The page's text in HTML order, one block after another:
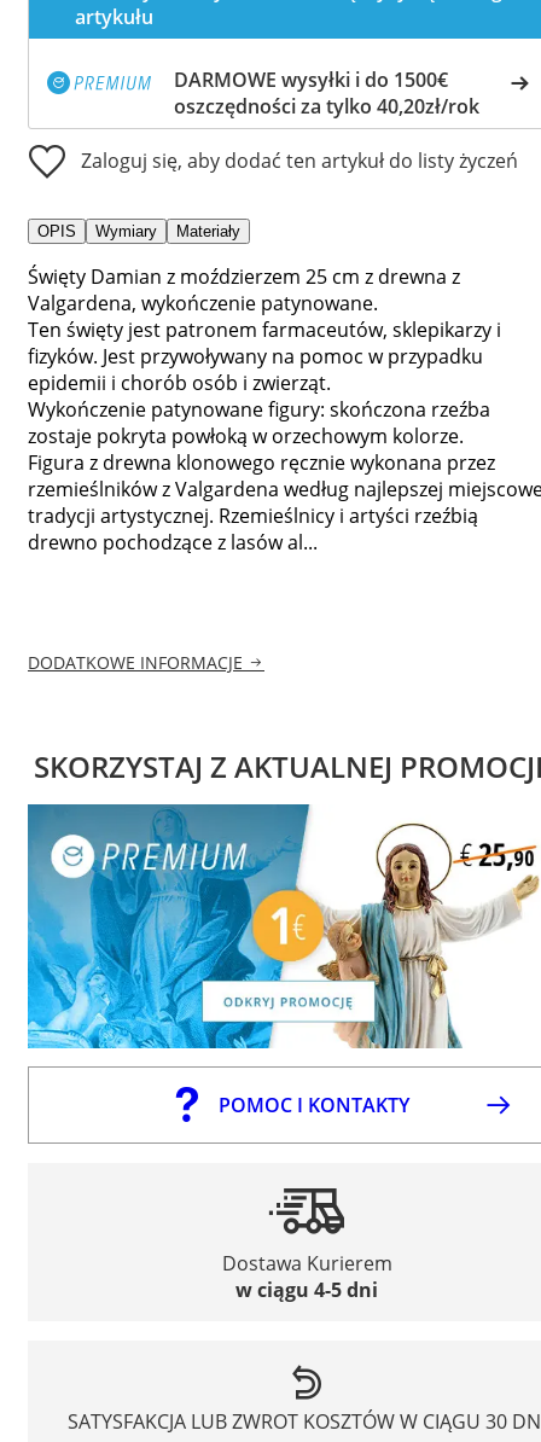
artykułu
DARMOWE wysyłki i do 1500€
oszczędności za tylko 40,20zł/rok
Zaloguj się, aby dodać ten artykuł do listy życzeń
OPIS Wymiary Materiały
Święty Damian z moździerzem 25 cm z drewna z
Valgardena, wykończenie patynowane.
Ten święty jest patronem farmaceutów, sklepikarzy i
fizyków. Jest przywoływany na pomoc w przypadku
epidemii i chorób osób i zwierząt.
Wykończenie patynowane figury: skończona rzeźba
zostaje pokryta powłoką w orzechowym kolorze.
Figura z drewna klonowego ręcznie wykonana przez
rzemieślników z Valgardena według najlepszej
tradycji artystycznej. Rzemieślnicy i artyści rzeźbią
drewno pochodzące z lasów al...
DODATKOWE INFORMACJE
SKORZYSTAJ Z AKTUALNEJ
POMOC I KONTAKTY
Dostawa Kurierem
w ciągu 4-5 dni
SATYSFAKCJA LUB ZWROT KOSZTÓW W CIĄGU 30